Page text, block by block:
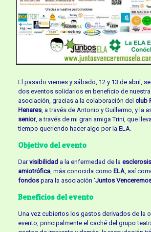
El pasado viernes y sábado, 12 y 13 de abril,
dos eventos solidarios en beneficio de
asociación, gracias a la colaboración del club
Henares, a través de Antonio y Guillermo, y la
senior, a través de mi gran amiga Trini, que
tiempo queriendo hacer algo por la ELA.
Objetivo del evento
Darvisibilidada la enfermedad de la
amiotrófica, más conocida como ELA, así
fondospara la asociación ‘Juntos
Beneficios del evento
Una vez cubiertos los gastos derivados de la
evento, principalmente el caché del grupo